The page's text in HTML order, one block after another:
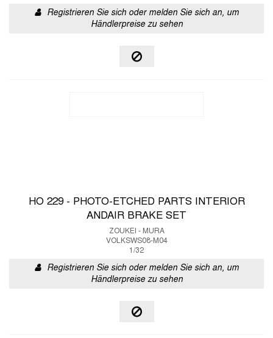
Registrieren Sie sich oder melden Sie sich an, um
Händlerpreise zu sehen
HO 229 - PHOTO-ETCHED PARTS INTERIOR
ANDAIR BRAKE SET
ZOUKEI - MURA
VOLKSWS08-M04
1/32
Registrieren Sie sich oder melden Sie sich an, um
Händlerpreise zu sehen